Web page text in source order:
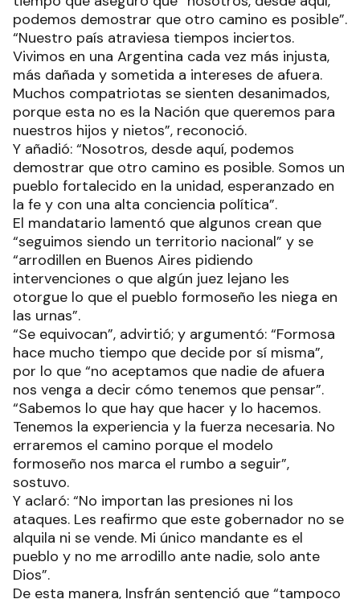
podemos demostrar que otro camino es posible”.
“Nuestro país atraviesa tiempos inciertos.
Vivimos en una Argentina cada vez más injusta,
más dañada y sometida a intereses de afuera.
Muchos compatriotas se sienten desanimados,
porque esta no es la Nación que queremos para
nuestros hijos y nietos”, reconoció.
Y añadió: “Nosotros, desde aquí, podemos
demostrar que otro camino es posible. Somos un
pueblo fortalecido en la unidad, esperanzado en
la fe y con una alta conciencia política”.
El mandatario lamentó que algunos crean que
“seguimos siendo un territorio nacional” y se
“arrodillen en Buenos Aires pidiendo
intervenciones o que algún juez lejano les
otorgue lo que el pueblo formoseño les niega en
las urnas”.
“Se equivocan”, advirtió; y argumentó: “Formosa
hace mucho tiempo que decide por sí misma”,
por lo que “no aceptamos que nadie de afuera
nos venga a decir cómo tenemos que pensar”.
“Sabemos lo que hay que hacer y lo hacemos.
Tenemos la experiencia y la fuerza necesaria. No
erraremos el camino porque el modelo
formoseño nos marca el rumbo a seguir”,
sostuvo.
Y aclaró: “No importan las presiones ni los
ataques. Les reafirmo que este gobernador no se
alquila ni se vende. Mi único mandante es el
pueblo y no me arrodillo ante nadie, solo ante
Dios”.
De esta manera, Insfrán sentenció que “tampoco